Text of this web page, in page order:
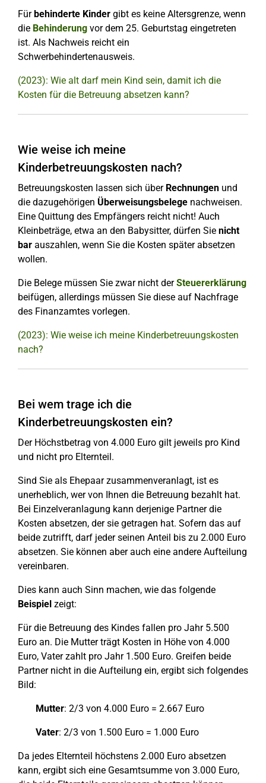
Fürbehinderte Kinder gibt es keine Altersgrenze, wenn
die Behinderung vor dem 25. Geburtstag eingetreten
ist. Als Nachweis reicht ein
Schwerbehindertenausweis.
(2023): Wie alt darf mein Kind sein, damit ich die
Kosten für die Betreuung absetzen kann?
Wie weise ich meine
Kinderbetreuungskosten nach?
Betreuungskosten lassen sich über Rechnungen und
die dazugehörigen Überweisungsbelege nachweisen.
Eine Quittung des Empfängers reicht nicht! Auch
Kleinbeträge, etwa an den Babysitter, dürfen Sie nicht
bar auszahlen, wenn Sie die Kosten später absetzen
wollen.
Die Belege müssen Sie zwar nicht derSteuererklärung
beifügen, allerdings müssen Sie diese auf Nachfrage
des Finanzamtes vorlegen.
(2023): Wie weise ich meine Kinderbetreuungskosten
nach?
Bei wem trage ich die
Kinderbetreuungskosten ein?
Der Höchstbetrag von 4.000 Euro gilt jeweils pro Kind
und nicht pro Elternteil.
Sind Sie als Ehepaar zusammenveranlagt, ist es
unerheblich, wer von Ihnen die Betreuung bezahlt hat.
Bei Einzelveranlagung kann derjenige Partner die
Kosten absetzen, der sie getragen hat. Sofern das auf
beide zutrifft, darf jeder seinen Anteil bis zu 2.000 Euro
absetzen. Sie können aber auch eine andere Aufteilung
vereinbaren.
Dies kann auch Sinn machen, wie das folgende
Beispiel zeigt:
Für die Betreuung des Kindes fallen pro Jahr 5.500
Euro an. Die Mutter trägt Kosten in Höhe von 4.000
Euro, Vater zahlt pro Jahr 1.500 Euro. Greifen beide
Partner nicht in die Aufteilung ein, ergibt sich folgendes
Bild:
Mutter: 2/3 von 4.000 Euro = 2.667 Euro
Vater: 2/3 von 1.500 Euro = 1.000 Euro
Da jedes Elternteil höchstens 2.000 Euro absetzen
kann, ergibt sich eine Gesamtsumme von 3.000 Euro,